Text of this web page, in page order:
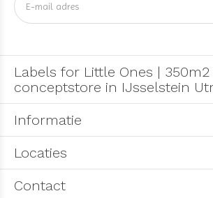
Labels for Little Ones | 350m2
conceptstore in IJsselstein
Informatie
Locaties
Contact